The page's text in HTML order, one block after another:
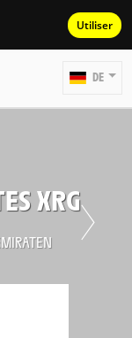
Utiliser
DE
XRG